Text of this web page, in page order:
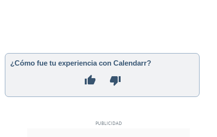
¿Cómo fue tu experiencia con Calendarr?